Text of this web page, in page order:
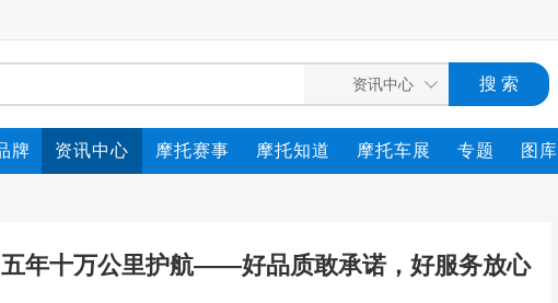
牌 资讯中心 摩托赛事 摩托知道 摩托车展 专题 图库
年十万公里护航——好品质敢承诺，好服务放心